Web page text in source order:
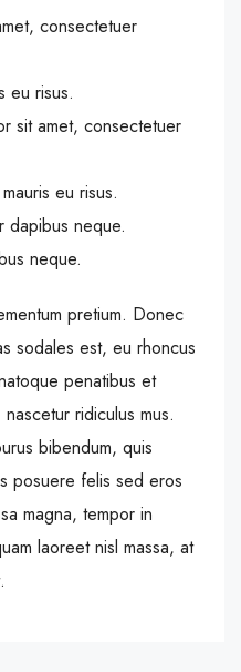
consectetuer
eu risus.
sit amet, consectetuer
eu risus.
dapibus neque.
neque.
pretium. Donec
sodales est, eu rhoncus
penatibus et
ridiculus mus.
bibendum, quis
posuere felis sed eros
magna, tempor in
laoreet nisl massa, at